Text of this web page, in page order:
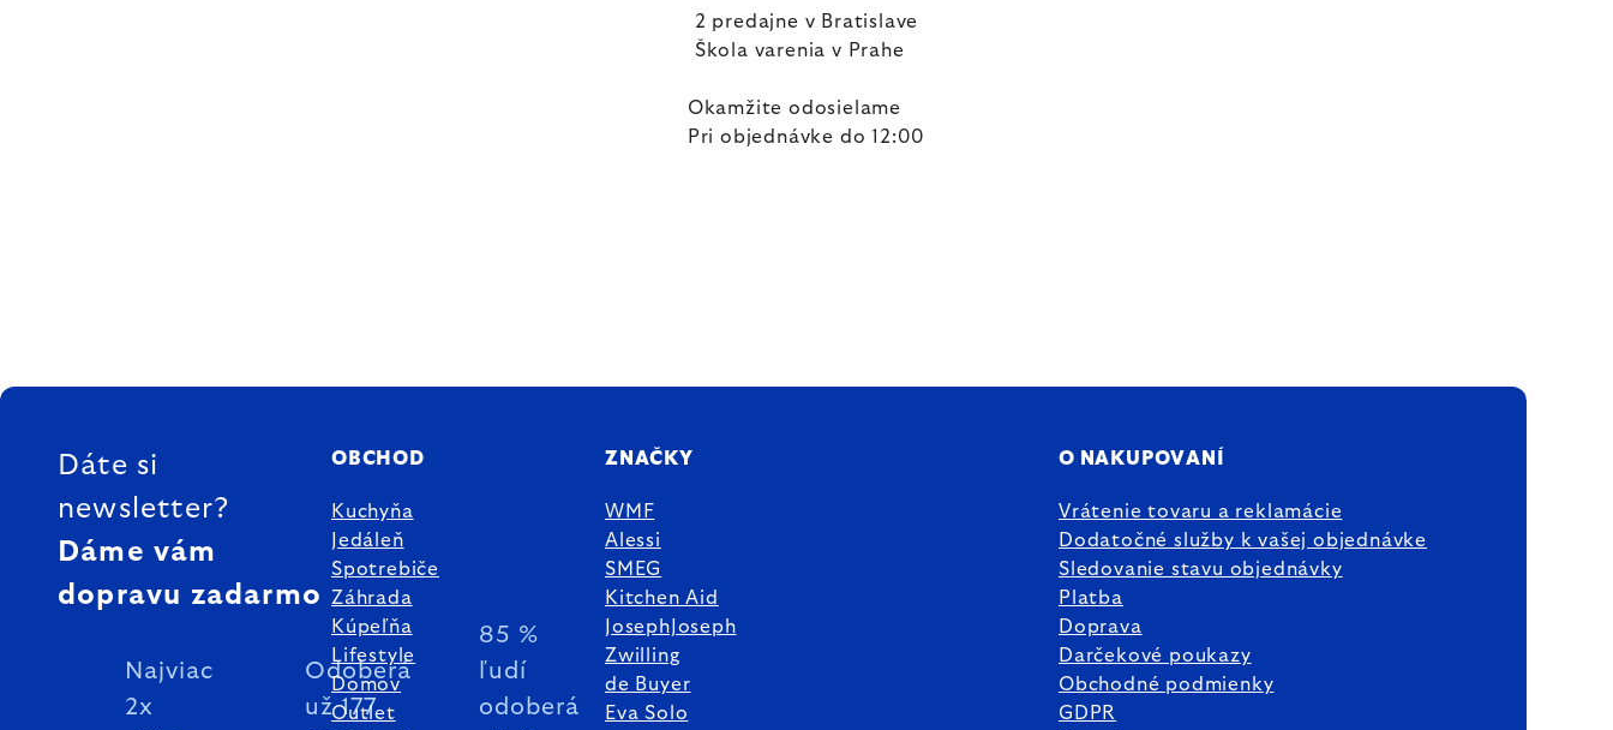
2 predajne v Bratislave
Škola varenia v Prahe
Okamžite odosielame
Pri objednávke do 12:00
ZÁPÄTIE
Dáte si
newsletter?
Dáme vám
dopravu zadarmo
Najviac
2x
Odoberá
už 177
85 %
ľudí
odoberá
OBCHOD
Kuchyňa
Jedáleň
Spotrebiče
Záhrada
Kúpeľňa
Lifestyle
Domov
Outlet
ZNAČKY
WMF
Alessi
SMEG
Kitchen Aid
JosephJoseph
Zwilling
de Buyer
Eva Solo
O NAKUPOVANÍ
Vrátenie tovaru a reklamácie
Dodatočné služby k vašej objednávke
Sledovanie stavu objednávky
Platba
Doprava
Darčekové poukazy
Obchodné podmienky
GDPR